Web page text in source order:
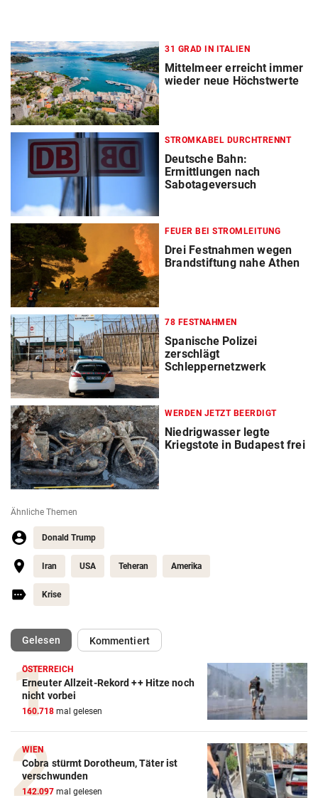
31 GRAD IN ITALIEN
Mittelmeer erreicht immer
wieder neue Höchstwerte
STROMKABEL DURCHTRENNT
Deutsche Bahn:
Ermittlungen nach
Sabotageversuch
FEUER BEI STROMLEITUNG
Drei Festnahmen wegen
Brandstiftung nahe Athen
78 FESTNAHMEN
Spanische Polizei
zerschlägt
Schleppernetzwerk
WERDEN JETZT BEERDIGT
Niedrigwasser legte
Kriegstote in Budapest frei
Ähnliche Themen
Donald Trump
Iran USA Teheran Amerika
Krise
Gelesen(ausgewählt)Kommentiert
ÖSTERREICH
Erneuter Allzeit-Rekord ++ Hitze noch
nicht vorbei
160.718 mal gelesen
WIEN
Cobra stürmt Dorotheum, Täter ist
verschwunden
142.097 mal gelesen